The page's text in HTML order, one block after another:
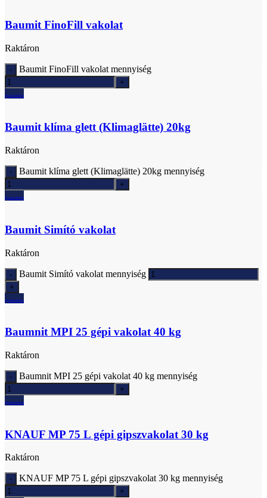
Baumit FinoFill vakolat
Raktáron
Baumit FinoFill vakolat mennyiség
Ajánlatkérés
Baumit klíma glett (Klimaglätte) 20kg
Raktáron
Baumit klíma glett (Klimaglätte) 20kg mennyiség
Ajánlatkérés
Baumit Simító vakolat
Raktáron
Baumit Simító vakolat mennyiség
Ajánlatkérés
Baumnit MPI 25 gépi vakolat 40 kg
Raktáron
Baumnit MPI 25 gépi vakolat 40 kg mennyiség
Ajánlatkérés
KNAUF MP 75 L gépi gipszvakolat 30 kg
Raktáron
KNAUF MP 75 L gépi gipszvakolat 30 kg mennyiség